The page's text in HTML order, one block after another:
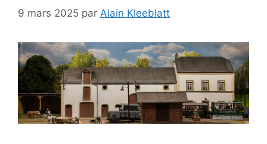
9 mars 2025 par Alain Kleeblatt